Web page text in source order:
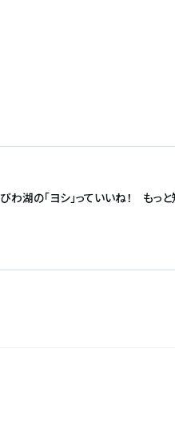
びわ湖の「ヨシ」っていいね！ もっ